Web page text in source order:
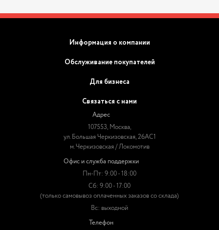
Информация о компании
Обслуживание покупателей
Для бизнеса
Связаться с нами
Адрес
107553, Москва,
ул. Большая Черкизовская, 26АС1
м. Черкизовская / Локомотив
Офис и служба поддержки
Пн-Пт: 9:00 - 18:00
Сб: 9:00 - 17:00
(только самовывоз оплаченных заказов со склада)
Вс: выходной
Телефон